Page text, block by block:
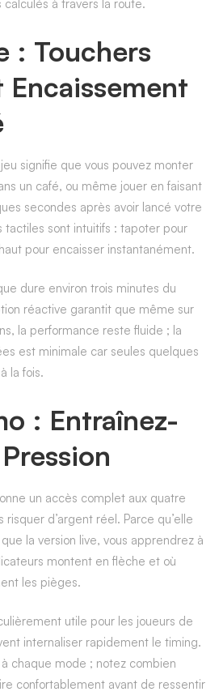
à travers la route.
: Touchers
Encaissement
signifie que vous pouvez monter
un café, ou même jouer en faisant
secondes après avoir lancé votre
tactiles sont intuitifs : tapoter pour
pour encaisser instantanément.
dure environ trois minutes du
réactive garantit que même sur
la performance reste fluide ; la
est minimale car seules quelques
la fois.
: Entraînez-
un accès complet aux quatre
d’argent réel. Parce qu’elle
la version live, vous apprendrez à
montent en flèche et où
les pièges.
utile pour les joueurs de
internaliser rapidement le timing.
chaque mode ; notez combien
confortablement avant de ressentir